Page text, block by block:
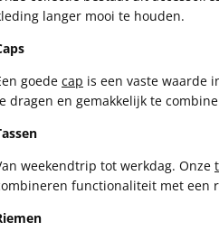
langer mooi te houden.
goede cap is een vaste waarde
dragen en gemakkelijk te
weekendtrip tot werkdag. Onze
functionaliteit met een